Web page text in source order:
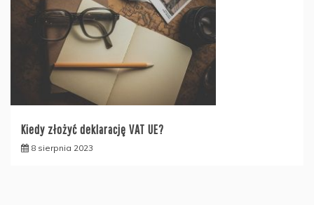
Kiedy złożyć deklarację VAT UE?
8 sierpnia 2023